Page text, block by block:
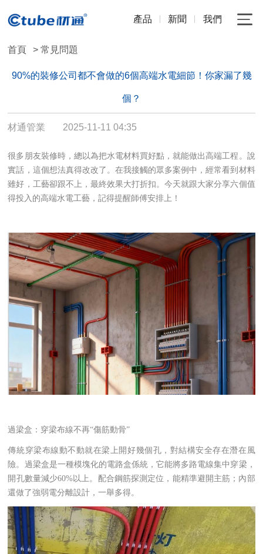
產品 新聞 我們
首頁 > 常見問題
90%的裝修公司都不會做的6個高端水電細節！你家漏了幾
個？
材通管業 2025-11-11 04:35
很多朋友裝修時，總以為把水電材料買好點，就能做出高端工程。說
實話，這個想法真得改改了。在我接觸的眾多案例中，經常看到材料
雖好，工藝卻跟不上，最終效果大打折扣。今天就跟大家分享六個值
得投入的高端水電工藝，記得提醒師傅安排上！
過梁盒：穿梁布線不再“傷筋動骨”
傳統穿梁布線動不動就在梁上開好幾個孔，對結構安全存在潛在風
險。過梁盒是一種模塊化的電路盒係統，它能將多路電線集中穿梁，
開孔數量減少60%以上。配合鋼筋探測定位，能精準避開主筋；內部
還做了強弱電分離設計，一舉多得。